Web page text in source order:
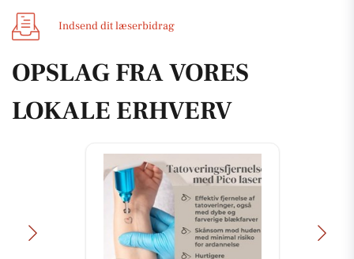
Indsend dit læserbidrag
OPSLAG FRA VORES
LOKALE ERHVERV